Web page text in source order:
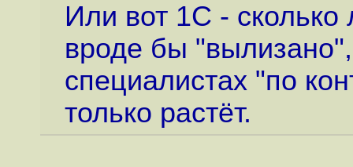
Или вот 1С - сколько
вроде бы
специалистах "по
только растёт.